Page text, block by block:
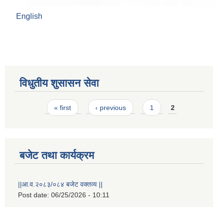
English
विधुतीय शुसासन सेवा
Pages« first ‹ previous 1 2
बजेट तथा कार्यक्रम
||आ.व.२०८३/०८४ बजेट वक्तव्य ||
Post date: 06/25/2026 - 10:11